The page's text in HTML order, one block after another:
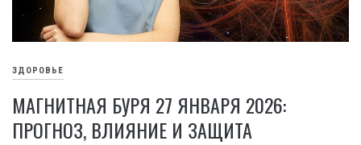
ЗДОРОВЬЕ
МАГНИТНАЯ БУРЯ 27 ЯНВАРЯ 2026:
ПРОГНОЗ, ВЛИЯНИЕ И ЗАЩИТА